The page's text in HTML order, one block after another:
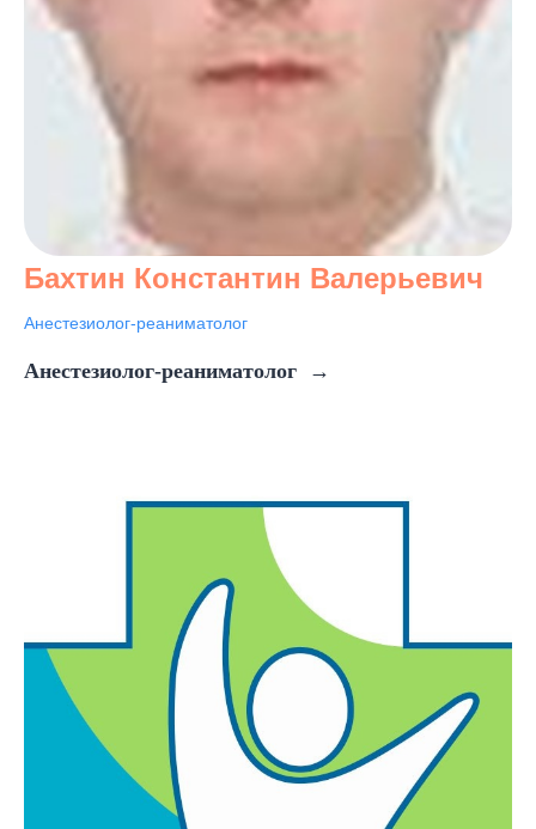
Бахтин Константин Валерьевич
Анестезиолог-реаниматолог
Анестезиолог-реаниматолог